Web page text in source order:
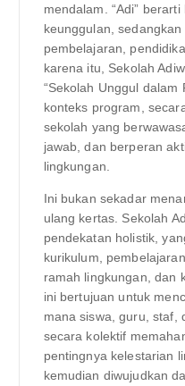
mendalam. “Adi”
keunggulan, sedangkan
pembelajaran,
karena itu, Sekolah
“Sekolah Unggul dalam
konteks program,
sekolah yang
jawab, dan berperan
lingkungan.
Ini bukan sekadar
ulang kertas. Sekolah
pendekatan holistik,
kurikulum,
ramah lingkungan, dan
ini bertujuan untuk
mana siswa, guru, staf,
secara kolektif
pentingnya kelestarian
kemudian diwujudkan